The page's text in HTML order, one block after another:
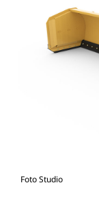
Foto Studio